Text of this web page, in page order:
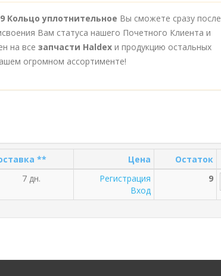
Кольцо уплотнительное Вы сможете сразу после
Вам статуса нашего Почетного Клиента и
на все запчасти Haldex и продукцию остальных
огромном ассортименте!
** Цена Остаток
7 дн.
Регистрация
Вход
9